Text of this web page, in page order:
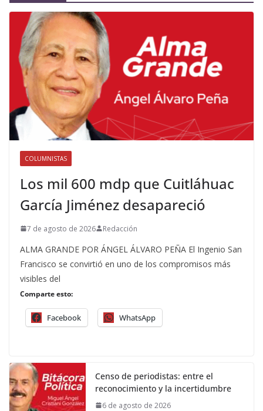
COLUMNISTAS
Los mil 600 mdp que Cuitláhuac
García Jiménez desapareció
7 de agosto de 2026 Redacción
ALMA GRANDE POR ÁNGEL ÁLVARO PEÑA El Ingenio San
Francisco se convirtió en uno de los compromisos más
visibles del
Comparte esto:
Facebook WhatsApp
Censo de periodistas: entre el
reconocimiento y la incertidumbre
6 de agosto de 2026